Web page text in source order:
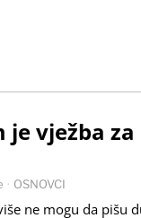
je vježba za
· OSNOVCI
ne mogu da pišu